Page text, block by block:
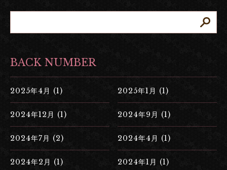
BACK NUMBER
2025年4月 (1) 2025年1月 (1)
2024年12月 (1) 2024年9月 (1)
2024年7月 (2) 2024年4月 (1)
2024年2月 (1) 2024年1月 (1)